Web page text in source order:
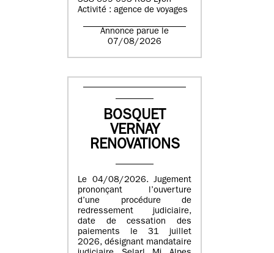
Activité : agence de voyages
Annonce parue le
07/08/2026
BOSQUET
VERNAY
RENOVATIONS
Le 04/08/2026. Jugement
prononçant l’ouverture
d’une procédure de
redressement judiciaire,
date de cessation des
paiements le 31 juillet
2026, désignant mandataire